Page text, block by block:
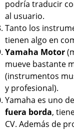
podría traducir
al usuario.
Tanto los
tienen algo en
Yamaha Motor
mueve bastante
(instrumentos
y profesional).
Yamaha es uno
fuera borda,
CV. Además de